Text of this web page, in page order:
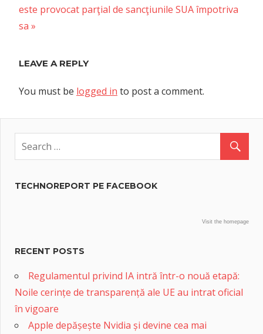
Post:
este provocat parţial de sancţiunile SUA împotriva
sa
LEAVE A REPLY
You must be logged in to post a comment.
TECHNOREPORT PE FACEBOOK
Visit the homepage
RECENT POSTS
Regulamentul privind IA intră într-o nouă etapă:
Noile cerințe de transparență ale UE au intrat oficial
în vigoare
Apple depășește Nvidia și devine cea mai